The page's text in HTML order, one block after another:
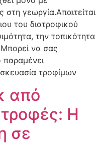
γεωργία.Απαιτείται
του διατροφικού
την τοπικότητα
να σας
παραμένει
τροφίμων
από
Η
σε